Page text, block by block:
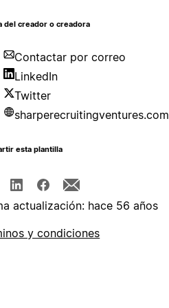
del creador o creadora
Contactar por correo
LinkedIn
Twitter
sharperecruitingventures.com
esta plantilla
actualización: hace 56 años
y condiciones